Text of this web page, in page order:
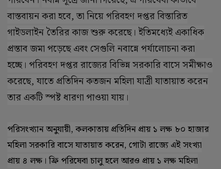
বাস্তবায়ন করা হবে,তা নিয়ে পরিবহণ দপ্তর বিস্তারিত
গাইডলাইন তৈরির কাজ শুরু করেছে। ইতিমধ্যেই একাধিক
প্রস্তাব জমা পড়েছে এবং সেগুলি নবান্নে পর্যালোচনা করা
হচ্ছে। পরিবহণ দপ্তর রাজ্যের বিভিন্ন সরকারি বাসে সমীক্ষাও
করেছে, যাতে প্রতিদিন কতজন মহিলা যাত্রী যাতায়াত করেন
তার একটি স্পষ্ট ধারণা পাওয়া যায়।
পরিসংখ্যান অনুযায়ী,কলকাতায় প্রতিদিন প্রায় ১ লক্ষ ৮০ হাজার
মহিলা সরকারি বাসে যাতায়াত করেন, গোটা রাজ্যে এই সংখ্যা
প্রায় ৪ লক্ষ। ফ্রি পরিষেবা চালু হলে আরও প্রায় ১ লক্ষ মহিলা